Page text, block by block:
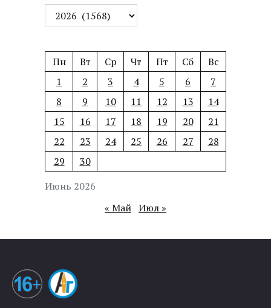
Июнь 2026
Пн Вт Ср Чт Пт Сб
Вс
1
2 3 4 5 6
7
8
9 10 11 12 13
14
15
16 17 18 19 20
21
22
23 24 25 26 27
28
29
30
« Май Июл »